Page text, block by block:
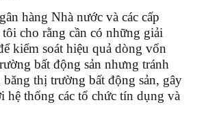
hàng Nhà nước và các cấp
cho rằng cần có những giải
kiểm soát hiệu quả dòng vốn
bất động sản nhưng tránh
thị trường bất động sản, gây
hệ thống các tổ chức tín dụng và